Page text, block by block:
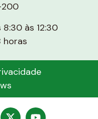
200
às 12:30
horas